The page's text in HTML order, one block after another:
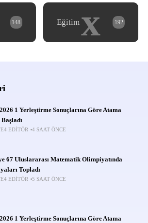
148 x
Eğitim 192
1 Yerleştirme Sonuçlarına Göre Atama
EDITÖR 4 SAAT ÖNCE
67 Uluslararası Matematik Olimpiyatında
Topladı
EDITÖR 5 SAAT ÖNCE
1 Yerleştirme Sonuçlarına Göre Atama